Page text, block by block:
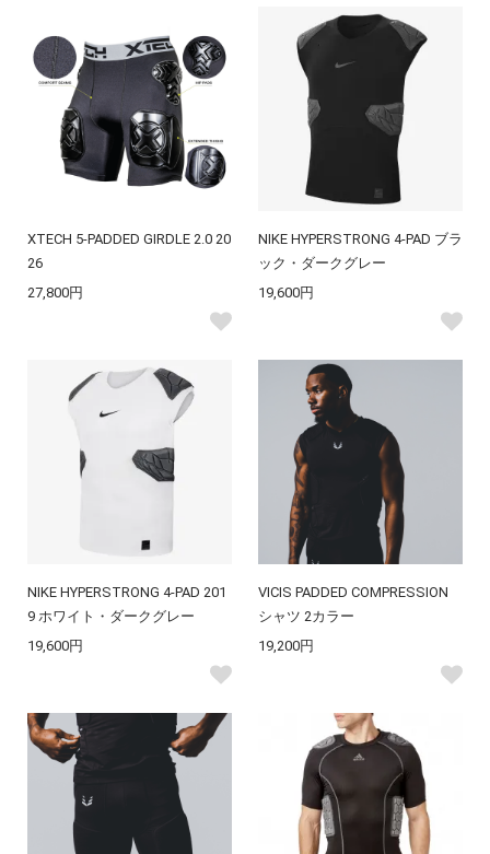
XTECH 5-PADDED GIRDLE 2.0 20
26
27,800円
NIKE HYPERSTRONG 4-PAD ブラ
ック・ダークグレー
19,600円
NIKE HYPERSTRONG 4-PAD 201
9 ホワイト・ダークグレー
19,600円
VICIS PADDED COMPRESSION
シャツ 2カラー
19,200円